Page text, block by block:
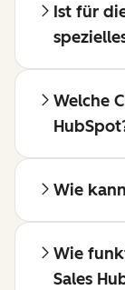
Ist für
Welche
Wie
Wie
Sales